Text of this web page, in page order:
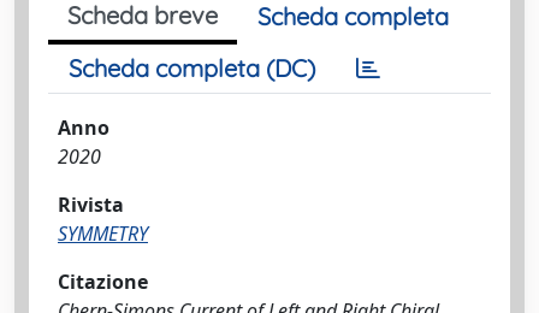
Scheda breve
Scheda completa
Scheda completa (DC)
Anno
2020
Rivista
SYMMETRY
Citazione